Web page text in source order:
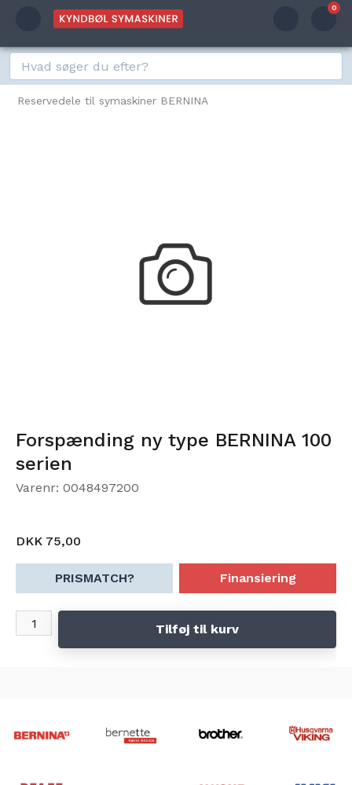
0
Reservedele til symaskiner BERNINA
Forspænding ny type BERNINA 100
serien
Varenr: 0048497200
DKK 75,00
PRISMATCH? Finansiering
Tilføj til kurv